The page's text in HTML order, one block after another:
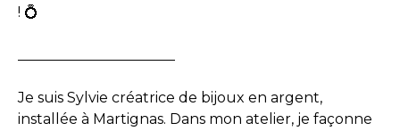
! 💍
Je suis Sylvie créatrice de bijoux en argent,
installée à Martignas. Dans mon atelier, je façonne